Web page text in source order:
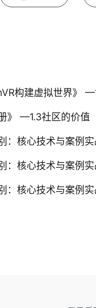
构建虚拟世界》
》 —1.3社区的价值
：核心技术与案例实
：核心技术与案
：核心技术与案